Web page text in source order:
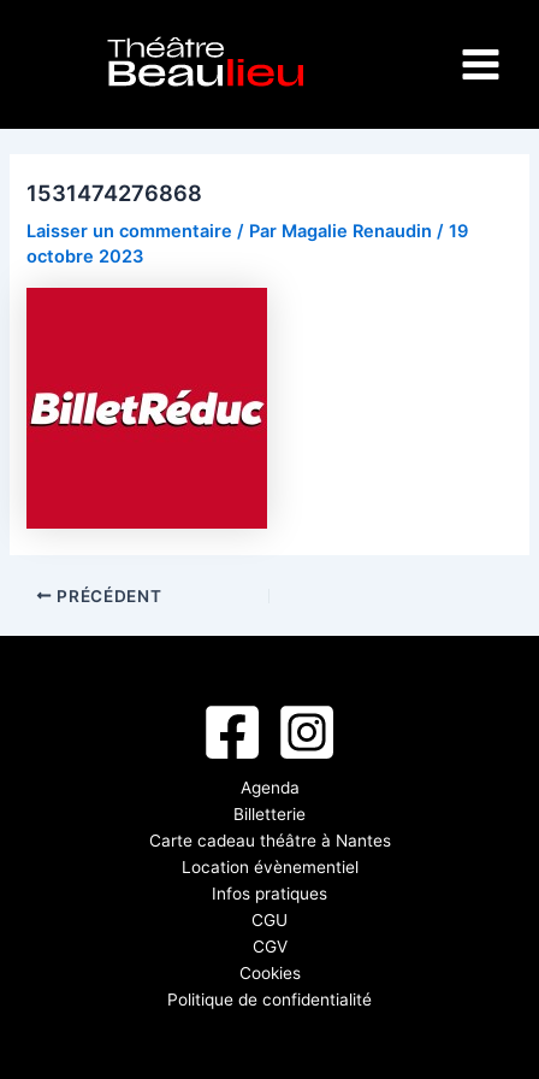
Menu
1531474276868
Laisser un commentaire / Par Magalie Renaudin/19
octobre 2023
PRÉCÉDENT
Agenda
Billetterie
Carte cadeau théâtre à Nantes
Location évènementiel
Infos pratiques
CGU
CGV
Cookies
Politique de confidentialité